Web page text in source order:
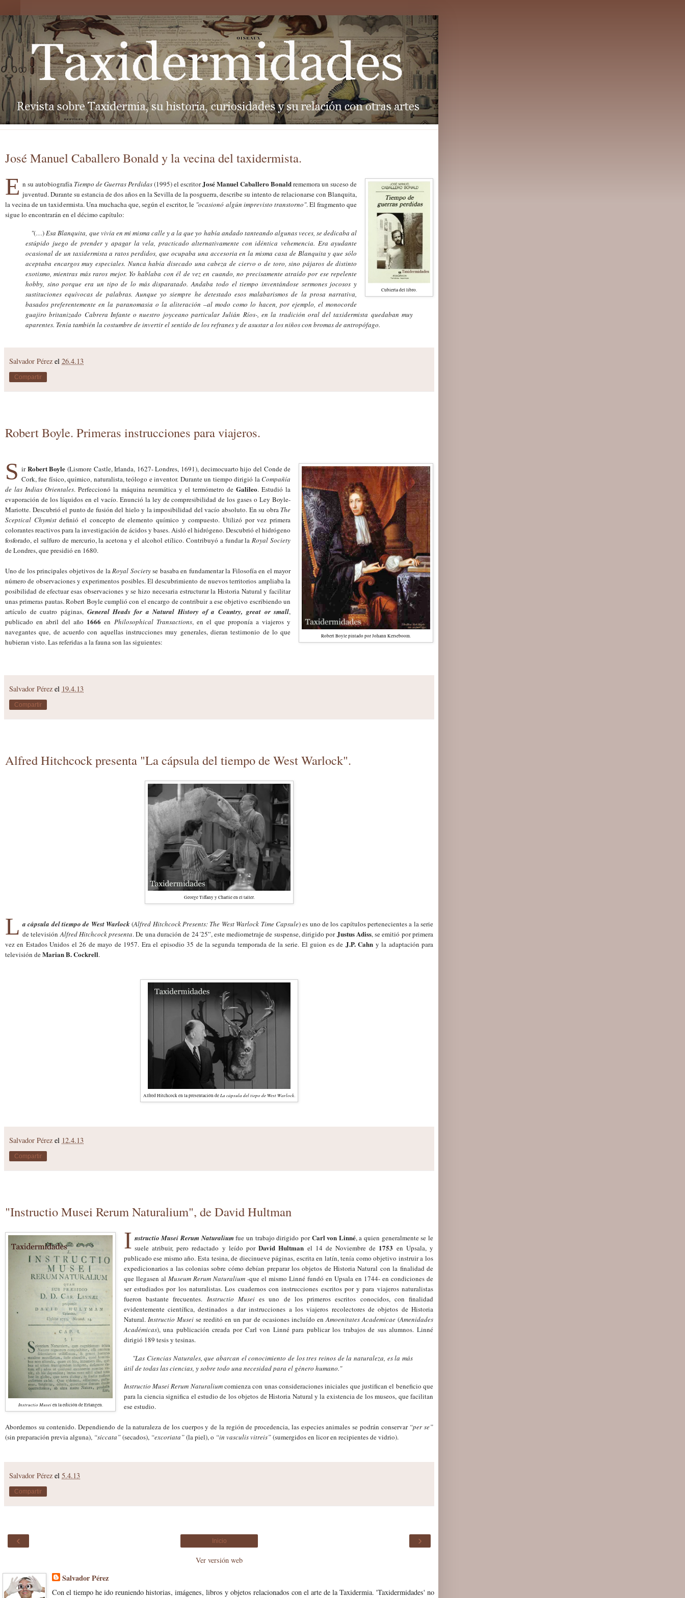
José Manuel Caballero Bonald y la vecina del taxidermista.
Cubierta del libro.
E n su autobiografía Tiempo de Guerras Perdidas(1995) el escritorJosé Manuel Caballero Bonaldrememora un suceso de
juventud.Durantesu estancia de dos años en la Sevilla de la posguerra, describe su intento de relacionarsecon Blanquita,
lavecinade un taxidermista. Una muchacha que, según el escritor, le "ocasionó algún imprevisto transtorno". El fragmento que
siguelo encontrarán en el décimo capítulo:
"(…)Esa Blanquita, que vivía en mi misma calle y a la que yo había andado tanteando algunas veces, se dedicaba al
estúpido juego de prender y apagar la vela, practicado alternativamente con idéntica vehemencia. Era ayudante
ocasional de un taxidermista a ratos perdidos, que ocupaba una accesoria en la misma casa de Blanquita y que sólo
aceptaba encargos muy especiales. Nunca había disecado una cabeza de ciervo o de toro, sino pájaros de distinto
exotismo, mientras más raros mejor. Yo hablaba con él de vez en cuando, no precisamente atraído por ese repelente
hobby, sino porque era un tipo de lo más disparatado. Andaba todo el tiempo inventándose sermones jocosos y
sustituciones equívocas de palabras. Aunque yo siempre he detestado esos malabarismos de la prosa narrativa,
basados preferentemente en la paranomasia o la aliteración –al modo como lo hacen, por ejemplo, el monocorde
guajiro britanizado Cabrera Infante o nuestro joyceano particular Julián Ríos-, en la tradición oral del taxidermista quedaban muy
aparentes. Tenía también la costumbre de invertir el sentido de los refranes y de asustar a los niños con bromas de antropófago.
Salvador Pérez el 26.4.13
Compartir
Robert Boyle. Primeras instrucciones para viajeros.
Robert Boyle pintado por Johann Kerseboom.
S irRobert Boyle (Lismore Castle, Irlanda, 1627- Londres, 1691), decimocuarto hijo del Conde de
Cork, fue físico, químico, naturalista, teólogo e inventor. Durante un tiempo dirigió laCompañía
de las Indias Orientales. Perfeccionó la máquina neumática y el termómetro deGalileo. Estudió la
evaporación de los líquidos en el vacío. Enunció la ley de compresibilidad de los gases o Ley Boyle-
Mariotte. Descubrió el punto de fusión del hielo y la imposibilidad del vacío absoluto. En su obra The
Sceptical Chymistdefinió el concepto de elemento químico y compuesto. Utilizó por vez primera
colorantes reactivos para la investigación de ácidos y bases. Aisló el hidrógeno. Descubrió el hidrógeno
fosforado, el sulfuro de mercurio, la acetona y el alcohol etílico. Contribuyó a fundar laRoyal Society
de Londres, que presidió en 1680.
Uno de los principales objetivos de laRoyal Societyse basaba en fundamentar la Filosofía en el mayor
número de observaciones y experimentos posibles. El descubrimiento de nuevos territorios ampliaba la
posibilidad de efectuar esas observaciones y se hizo necesaria estructurar la Historia Natural y facilitar
unas primeras pautas. Robert Boyle cumplió con el encargo de contribuir a ese objetivo escribiendoun
artículo de cuatro páginas, General Heads for a Natural History of a Country, great or small,
publicado en abril del año 1666 en Philosophical Transactions, en el que proponía a viajeros y
navegantes que, de acuerdo con aquellas instrucciones muy generales, dieran testimonio de lo que
hubieran visto.Las referidas ala fauna son las siguientes:
Salvador Pérez el 19.4.13
Compartir
Alfred Hitchcock presenta "La cápsula del tiempo de West Warlock".
George Tiffany y Charlie en el taller.
L a cápsula del tiempo de West Warlock (Alfred Hitchcock Presents: The West Warlock Time Capsule) es uno de los capítulos pertenecientes a la serie
de televisiónAlfred Hitchcock presenta. De una duración de 24´25”, este mediometraje de suspense, dirigido porJustus Adiss, se emitió por primera
vez en Estados Unidos el 26 de mayo de 1957. Era el episodio 35 de la segunda temporada de la serie. El guion es de J.P. Cahn y la adaptación para
televisión deMarian B. Cockrell.
Alfred Hitchcock en la presentación deLa cápsula del tiepo de West Warlock.
Salvador Pérez el 12.4.13
Compartir
"Instructio Musei Rerum Naturalium", de David Hultman
Instructio Museien la edición de Erlangen.
I nstructio Musei Rerum Naturaliumfue un trabajo dirigido porCarl von Linné, a quien generalmente se le
suele atribuir, pero redactado y leído porDavid Hultman el 14 de Noviembre de 1753 en Upsala, y
publicado ese mismo año. Esta tesina, de diecinueve páginas, escrita en latín, tenía como objetivo instruir a los
expedicionarios a las colonias sobre cómo debían preparar los objetos de Historia Natural con la finalidad de
que llegasen al Museum Rerum Naturalium-que el mismo Linné fundó en Upsala en 1744- en condiciones de
ser estudiados por los naturalistas. Los cuadernos con instrucciones escritos por y para viajeros naturalistas
fueron bastante frecuentes. Instructio Museies uno de los primeros escritos conocidos, con finalidad
evidentemente científica, destinados a dar instrucciones a los viajeros recolectores de objetos de Historia
Natural. Instructio Museise reeditó en un par de ocasiones incluído en Amoenitates Academicae(Amenidades
Académicas), una publicación creada por Carl von Linné para publicar los trabajos de sus alumnos. Linné
dirigió 189 tesis y tesinas.
"Las Ciencias Naturales, que abarcan el conocimiento de los tres reinos de la naturaleza, es la más
útil de todas las ciencias, y sobre todo una necesidad para el género humano."
Instructio Musei Rerum Naturaliumcomienza con unas consideraciones iniciales que justifican el beneficio que
para la ciencia significa el estudio de los objetos de Historia Natural y la existencia de los museos, que facilitan
ese estudio.
Abordemos su contenido.Dependiendo de la naturaleza de los cuerpos y de la región de procedencia, las especies animales se podrán conservar “per se”
(sin preparación previa alguna), “siccata”(secados), “excoriata”(la piel), o “in vasculis vitreis”(sumergidos en licor en recipientes de vidrio).
Salvador Pérez el 5.4.13
Compartir
‹ ›
Inicio
Ver versión web
Salvador Pérez
Con el tiempo he ido reuniendo historias, imágenes, libros y objetos relacionados con el arte de la Taxidermia. 'Taxidermidades' no